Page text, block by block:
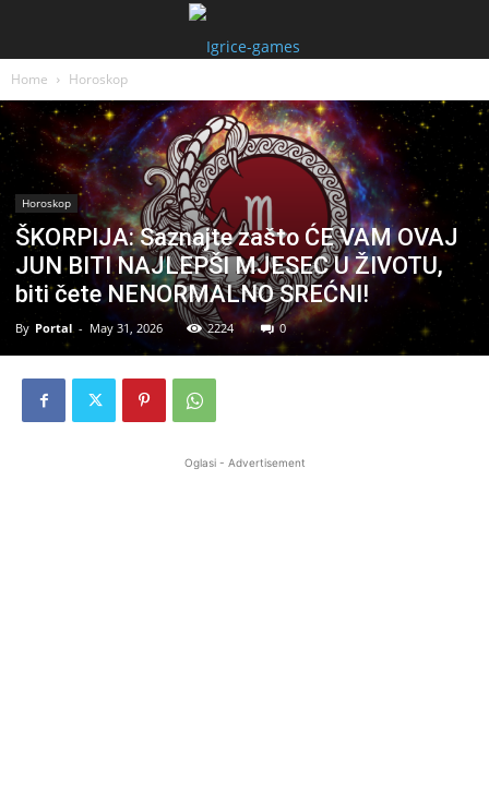
Home Horoskop
Horoskop
ŠKORPIJA: Saznajte zašto ĆE VAM OVAJ
JUN BITI NAJLEPŠI MJESEC U ŽIVOTU,
biti čete NENORMALNO SREĆNI!
By Portal - May 31, 2026 2224 0
Oglasi - Advertisement